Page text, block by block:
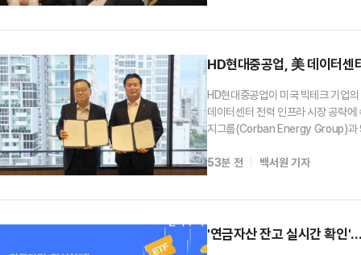
HD현대중공업, 美 데이터
HD현대중공업이 미국 빅테크 기업
데이터센터 전력 인프라 시장 공략
지그룹(Corban Energy Group)과
력 공급원으로 활용될 예정이다.코
53분 전 백서원 기자
'연금자산 잔고 실시간 확인